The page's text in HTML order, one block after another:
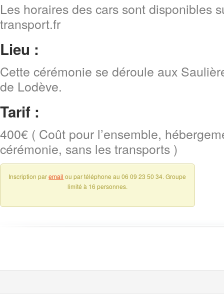
Les horaires des cars sont disponibles
transport.fr
Lieu :
Cette cérémonie se déroule aux
de Lodève.
Tarif :
400€ ( Coût pour l’ensemble,
cérémonie, sans les transports )
Inscription paremail ou par téléphone au 06 09 23 50 34. Groupe
limité à 16 personnes.